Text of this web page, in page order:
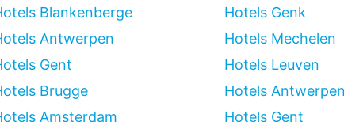
Blankenberge
Antwerpen
Gent
Brugge
Amsterdam
Hotels Genk
Hotels Mechelen
Hotels Leuven
Hotels Antwerpen
Hotels Gent